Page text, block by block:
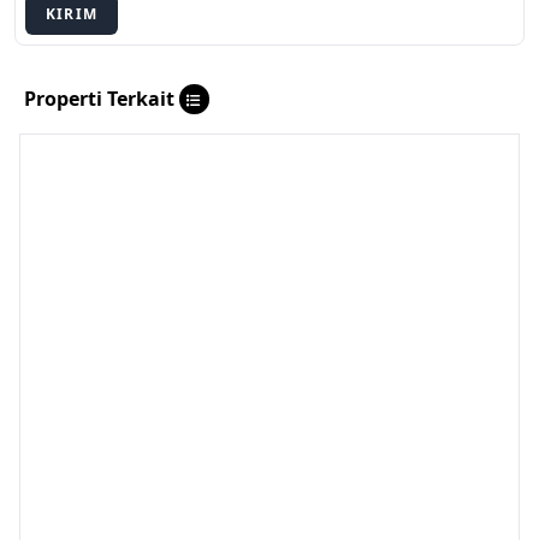
KIRIM
Properti Terkait